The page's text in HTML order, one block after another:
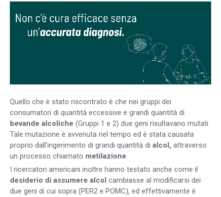
Quello che è stato riscontrato è che nei gruppi dei
consumatori di quantità eccessive e grandi quantità di
bevande alcoliche (Gruppi 1 e 2) due geni risultavano mutati.
Tale mutazione è avvenuta nel tempo ed è stata causata
proprio dall’ingerimento di grandi quantità di alcol, attraverso
un processo chiamato metilazione.
I ricercatori americani inoltre hanno testato anche come il
desiderio di assumere alcol cambiasse al modificarsi dei
due geni di cui sopra (PER2 e POMC), ed effettivamente è